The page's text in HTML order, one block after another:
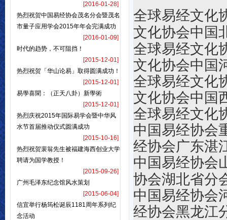
[2016-01-28]
热烈祝贺中国易经协会茂名分会暨茂名
市量子应用学会2015年年会完满成功
[2016-01-09]
时代的趋势，不可阻挡！
[2015-12-01]
热烈祝贺「华山论易」取得圆满成功！
[2015-12-01]
易學喜聞：（正天八卦）新學術
[2015-12-01]
热烈庆祝2015年国际易学会暨中华风
水节首届推动仪式圆满成功
[2015-10-16]
热烈祝贺裴翁先生被福建海西创业大学
聘请为国学教授！
[2015-09-26]
广州毛泽东纪念馆风水策划
[2015-06-04]
信宜举行杨筠松诞辰1181周年系列纪
念活动
全球易经文化
文化协会中国
全球易经文
文化协会中国
全球易经
文化协会中国
全球易经文化
中国易
经协会广东湛
中国易经协会
协会湖北省分
中国易
经协会黑龙江